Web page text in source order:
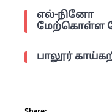
எல்-நினோ
மேற்கொள்ள
பாலூர்